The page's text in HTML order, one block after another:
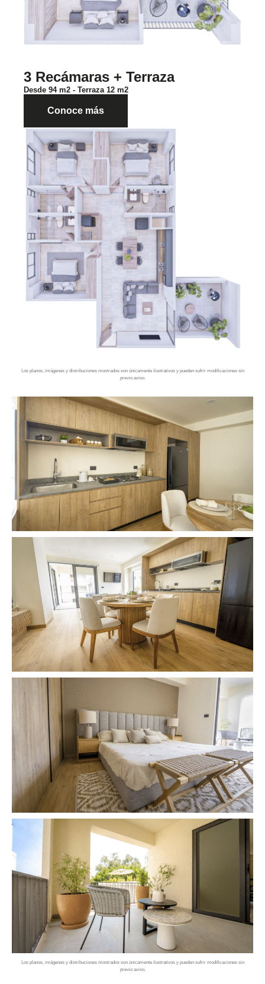
3 Recámaras + Terraza
Desde 94 m2 - Terraza 12 m2
Conoce más
Los planos, imágenes y distribuciones mostrados son únicamente ilustrativos y pueden sufrir modificaciones sin
previo aviso.
Los planos, imágenes y distribuciones mostrados son únicamente ilustrativos y pueden sufrir modificaciones sin
previo aviso.